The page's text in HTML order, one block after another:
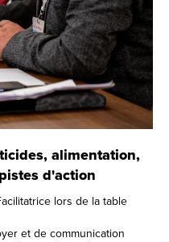
alimentation,
d'action
lors de la table
et de communication